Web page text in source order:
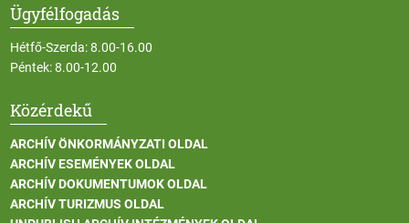
Ügyfélfogadás
Hétfő-Szerda: 8.00-16.00
Péntek: 8.00-12.00
Közérdekű
ARCHÍV ÖNKORMÁNYZATI OLDAL
ARCHÍV ESEMÉNYEK OLDAL
ARCHÍV DOKUMENTUMOK OLDAL
ARCHÍV TURIZMUS OLDAL